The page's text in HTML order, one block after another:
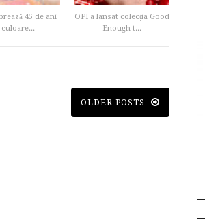
45 de ani
culoare...
OPI a lansat colecția Good
Enough t...
OLDER POSTS